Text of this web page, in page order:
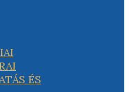
ÉS